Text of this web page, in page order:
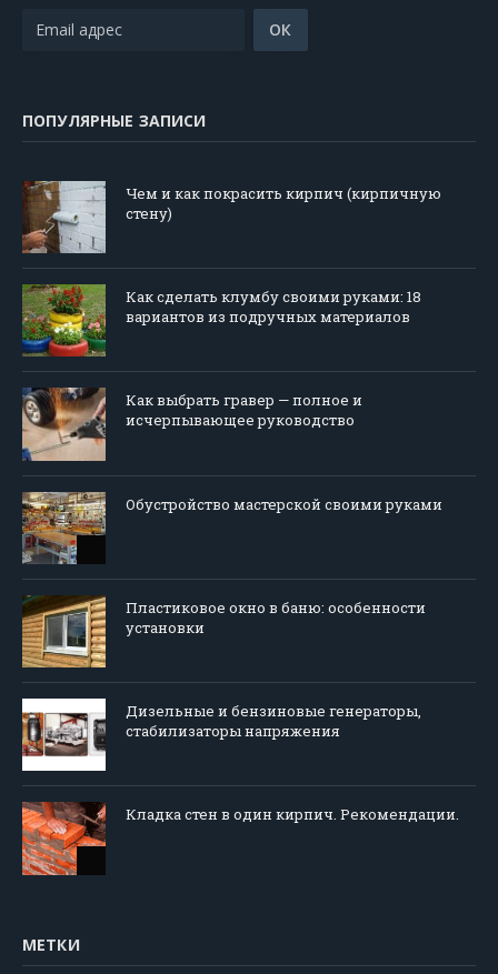
ПОПУЛЯРНЫЕ ЗАПИСИ
Чем и как покрасить кирпич (кирпичную
стену)
Как сделать клумбу своими руками: 18
вариантов из подручных материалов
Как выбрать гравер — полное и
исчерпывающее руководство
Обустройство мастерской своими руками
Пластиковое окно в баню: особенности
установки
Дизельные и бензиновые генераторы,
стабилизаторы напряжения
Кладка стен в один кирпич. Рекомендации.
МЕТКИ